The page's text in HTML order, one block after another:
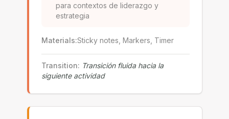
para contextos de liderazgo y
estrategia
Materials:Sticky notes, Markers, Timer
Transition: Transición fluida hacia la
siguiente actividad